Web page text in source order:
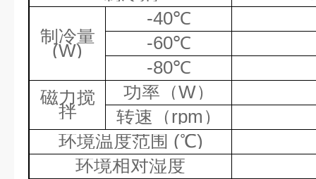
制冷量
(W)
-40℃
-60℃
-80℃
磁力搅
拌
功率（W）
转速（rpm ）
环境温度范围 (℃)
环境相对湿度